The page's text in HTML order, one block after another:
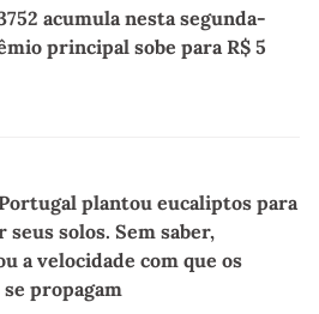
acumula nesta segunda-
principal sobe para R$ 5
plantou eucaliptos para
seus solos. Sem saber,
a velocidade com que os
propagam